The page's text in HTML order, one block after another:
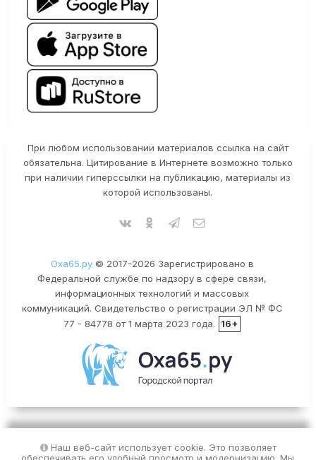
При любом использовании материалов ссылка на сайт
обязательна. Цитирование в Интернете возможно только
при наличии гиперссылки на публикацию, материалы из
которой использованы.
Оха65.ру© 2017-2026 Зарегистрировано в
Федеральной службе по надзору в сфере связи,
информационных технологий и массовых
коммуникаций. Свидетельство о регистрации ЭЛ № ФС
77 - 84778 от 1 марта 2023 года.
16+
Наш веб-сайт использует cookie. Это позволяет